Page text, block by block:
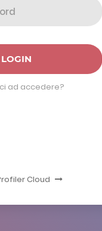
LOGIN
ad accedere?
Cloud